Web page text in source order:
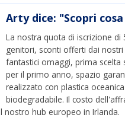
Arty dice: "Scopri
La nostra quota di iscrizione
genitori, sconti offerti dai
fantastici omaggi, prima
per il primo anno, spazio
realizzato con plastica
biodegradabile. Il costo
nostro hub europeo in Irlanda.